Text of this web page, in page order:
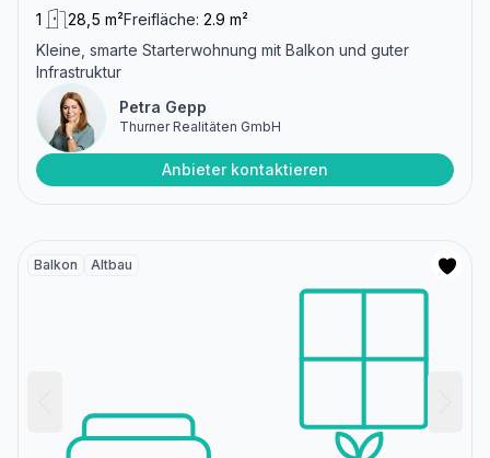
1 28,5 m²Freifläche: 2.9 m²
Kleine, smarte Starterwohnung mit Balkon und guter
Infrastruktur
Petra Gepp
Thurner Realitäten GmbH
Anbieter kontaktieren
Balkon Altbau